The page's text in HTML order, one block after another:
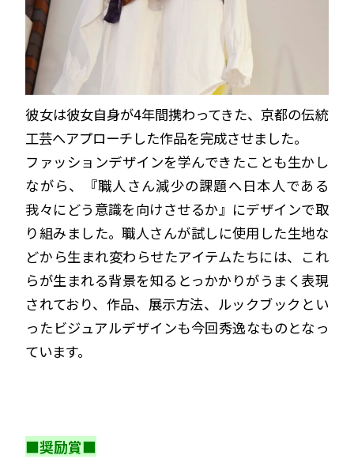
彼女は彼女自身が4年間携わってきた、京都の伝統
工芸へアプローチした作品を完成させました。
ファッションデザインを学んできたことも生かし
ながら、『職人さん減少の課題へ日本人である
我々にどう意識を向けさせるか』にデザインで取
り組みました。職人さんが試しに使用した生地な
どから生まれ変わらせたアイテムたちには、これ
らが生まれる背景を知るとっかかりがうまく表現
されており、作品、展示方法、ルックブックとい
ったビジュアルデザインも今回秀逸なものとなっ
ています。
■奨励賞■